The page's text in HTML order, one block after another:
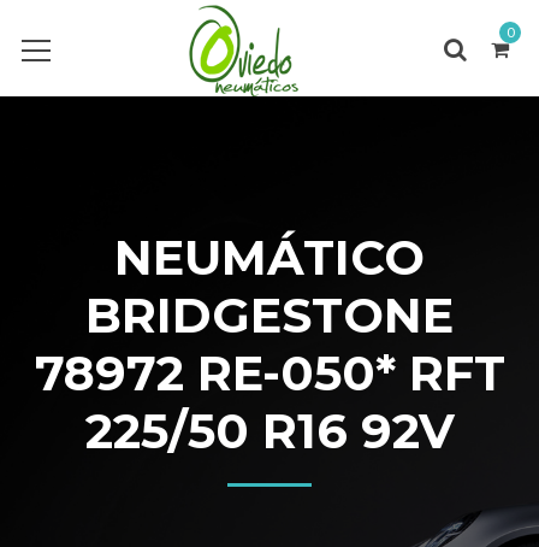
0
NEUMÁTICO
BRIDGESTONE
78972 RE-050* RFT
225/50 R16 92V